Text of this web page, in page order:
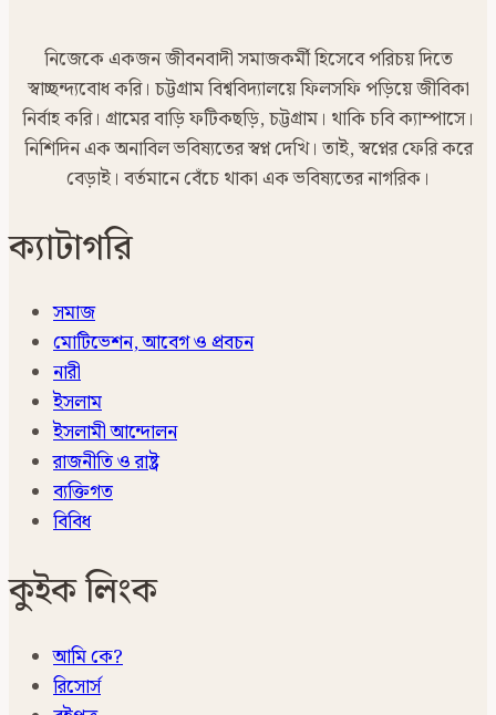
নিজেকে একজন জীবনবাদী সমাজকর্মী হিসেবে পরিচয় দিতে
স্বাচ্ছন্দ্যবোধ করি। চট্টগ্রাম বিশ্ববিদ্যালয়ে ফিলসফি পড়িয়ে জীবিকা
নির্বাহ করি। গ্রামের বাড়ি ফটিকছড়ি, চট্টগ্রাম। থাকি চবি ক্যাম্পাসে।
নিশিদিন এক অনাবিল ভবিষ্যতের স্বপ্ন দেখি। তাই, স্বপ্নের ফেরি করে
বেড়াই। বর্তমানে বেঁচে থাকা এক ভবিষ্যতের নাগরিক।
ক্যাটাগরি
সমাজ
মোটিভেশন, আবেগ ও প্রবচন
নারী
ইসলাম
ইসলামী আন্দোলন
রাজনীতি ও রাষ্ট্র
ব্যক্তিগত
বিবিধ
কুইক লিংক
আমি কে?
রিসোর্স